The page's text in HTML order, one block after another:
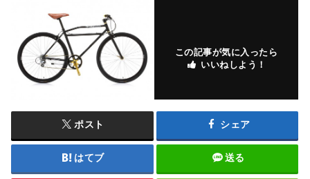
この記事が気に入ったら
いいねしよう！
ポスト シェア
はてブ 送る